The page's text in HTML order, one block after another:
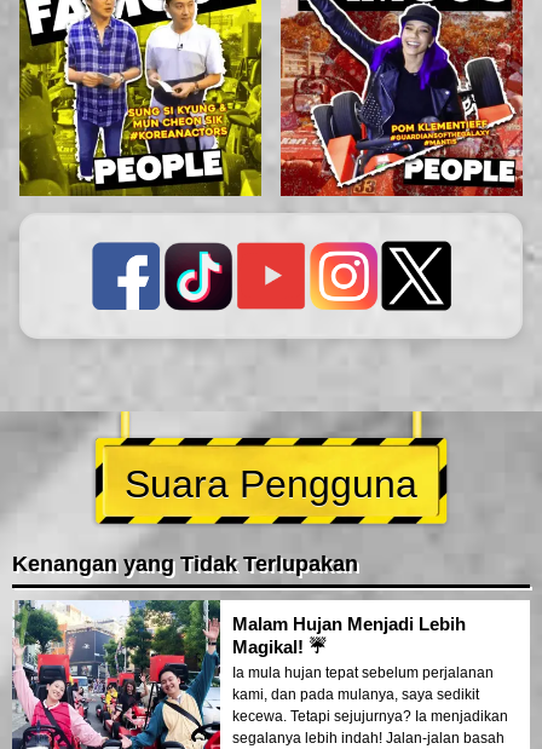
Suara Pengguna
Kenangan yang Tidak Terlupakan
Malam Hujan Menjadi Lebih
Magikal! ☔
Ia mula hujan tepat sebelum perjalanan
kami, dan pada mulanya, saya sedikit
kecewa. Tetapi sejujurnya? Ia menjadikan
segalanya lebih indah! Jalan-jalan basah